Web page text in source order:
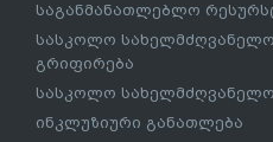
საგანმანათლებლო
სასკოლო
გრიფირება
სასკოლო
ინკლუზიური განათლება